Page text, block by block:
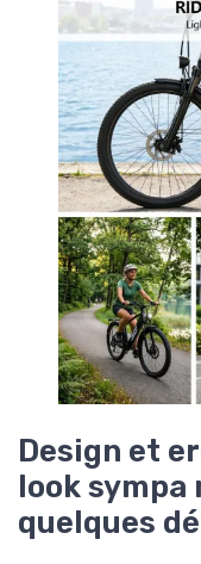
Design et
look sympa
quelques